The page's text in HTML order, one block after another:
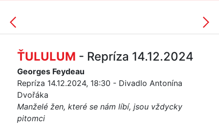
ŤULULUM - Repríza 14.12.2024
Georges Feydeau
Repríza 14.12.2024, 18:30 - Divadlo Antonína
Dvořáka
Manželé žen, které se nám líbí, jsou vždycky
pitomci